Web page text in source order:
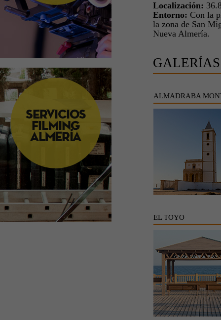
Localización:
Entorno: Con la
la zona de San
Nueva Almería.
ALMADRABA
EL TOYO